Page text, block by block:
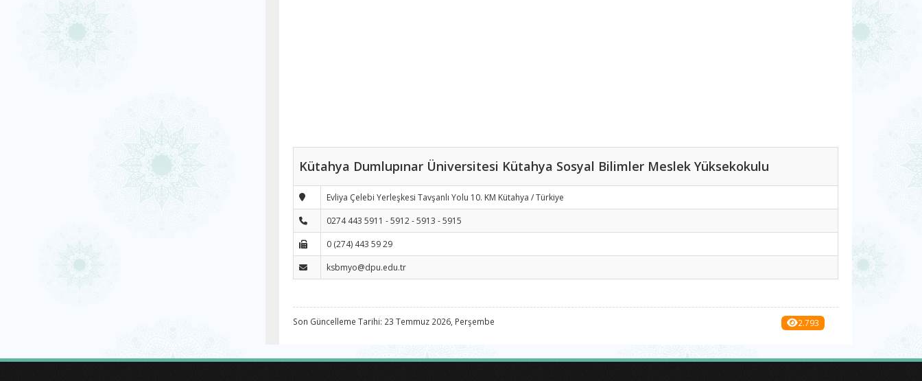
Kütahya Dumlupınar Üniversitesi Kütahya Sosyal Bilimler Meslek Yüksekokulu
Evliya Çelebi Yerleşkesi Tavşanlı Yolu 10. KM Kütahya / Türkiye
0274 443 5911 - 5912 - 5913 - 5915
0 (274) 443 59 29
ksbmyo@dpu.edu.tr
Son Güncelleme Tarihi: 23 Temmuz 2026, Perşembe 2.793